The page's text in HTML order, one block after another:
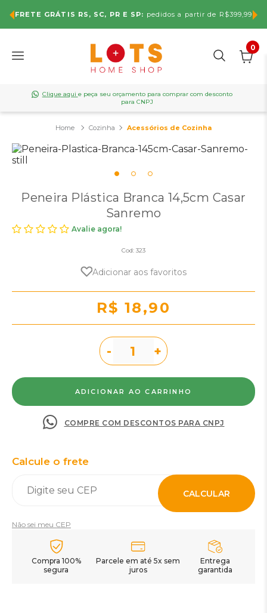
FRETE GRÁTIS RS, SC, PR E SP: pedidos a partir de R$399,99
0
Clique aqui e peça seu orçamento para comprar com desconto
para CNPJ
Cozinha Acessórios de Cozinha
Peneira Plástica Branca 14,5cm Casar
Sanremo
Avalie agora!
Cod:323
Adicionar aos favoritos
R$ 18,90
- +
COMPRE COM DESCONTOS PARA CNPJ
Calcule o frete
CALCULAR
Não sei meu CEP
Compra 100%
segura
Parcele em até 5x sem
juros
Entrega
garantida